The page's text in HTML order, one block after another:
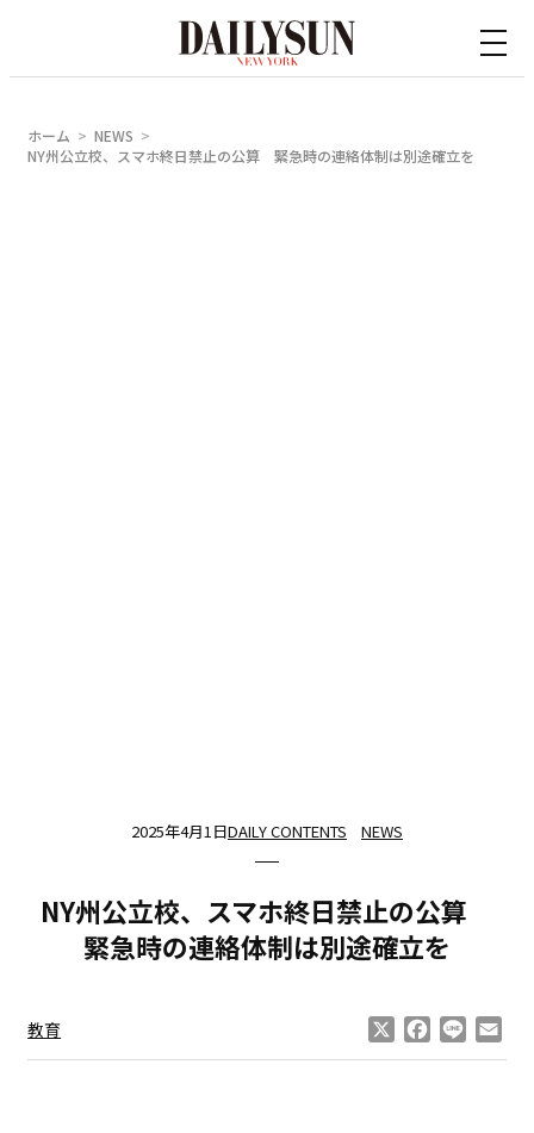
ホーム
NEWS
NY州公立校、スマホ終日禁止の公算 緊急時の連絡体制は別途確立を
2025年4月1日DAILY CONTENTS NEWS
NY州公立校、スマホ終日禁止の公算
緊急時の連絡体制は別途確立を
教育 Facebook
Line